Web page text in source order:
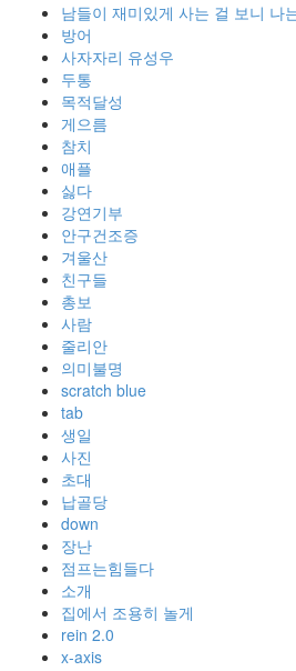
남들이 재미있게 사는 걸 보니 나
방어
사자자리 유성우
두통
목적달성
게으름
참치
애플
싫다
강연기부
안구건조증
겨울산
친구들
총보
사람
줄리안
의미불명
scratch blue
tab
생일
사진
초대
납골당
down
장난
점프는힘들다
소개
집에서 조용히 놀게
rein 2.0
x-axis